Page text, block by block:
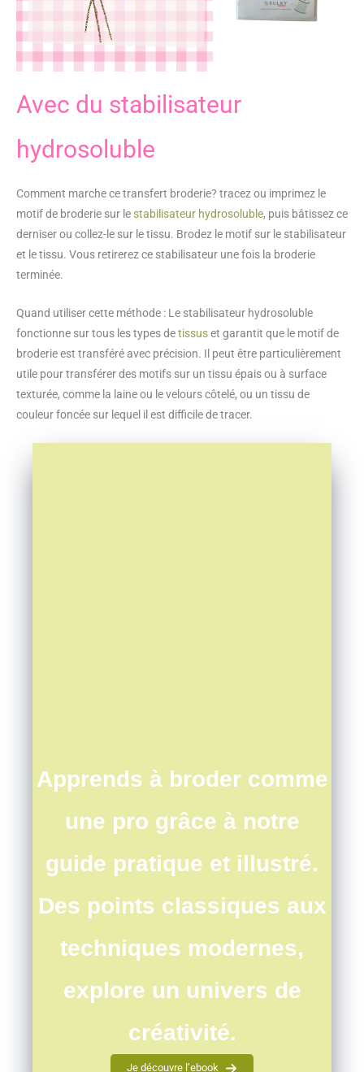
Avec du stabilisateur
hydrosoluble
Comment marche ce transfert broderie? tracez ou imprimez le
motif de broderie sur le stabilisateur hydrosoluble, puis bâtissez ce
derniser ou collez-le sur le tissu. Brodez le motif sur le stabilisateur
et le tissu. Vous retirerez ce stabilisateur une fois la broderie
terminée.
Quand utiliser cette méthode : Le stabilisateur hydrosoluble
fonctionne sur tous les types detissuset garantit que le motif de
broderie est transféré avec précision. Il peut être particulièrement
utile pour transférer des motifs sur un tissu épais ou à surface
texturée, comme la laine ou le velours côtelé, ou un tissu de
couleur foncée sur lequel il est difficile de tracer.
Je découvre l’ebook
Comment faire:
Solvy(ou le Fabri-Solvy Sticky ou du fil Avalon)
Fabri-Solvy Sticky (avec un support papier), utilisez l’imprimante
motif sur le tissu, là où vous souhaitez positionner la broderie.
Brodez le motif sur l’entoilageet le tissu. Lorsque la broderie est